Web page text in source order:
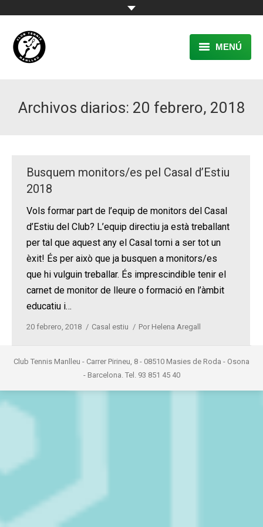
MENÚ
RESERVA
CONTACTE
Archivos diarios: 20 febrero, 2018
Busquem monitors/es pel Casal d’Estiu
2018
Vols formar part de l’equip de monitors del Casal
d’Estiu del Club? L’equip directiu ja està treballant
per tal que aquest any el Casal torni a ser tot un
èxit! És per això que ja busquen a monitors/es
que hi vulguin treballar. És imprescindible tenir el
carnet de monitor de lleure o formació en l’àmbit
educatiu i…
20 febrero, 2018 Casal estiu Por Helena Aregall
Club Tennis Manlleu - Carrer Pirineu, 8 - 08510 Masies de Roda - Osona
- Barcelona. Tel. 93 851 45 40